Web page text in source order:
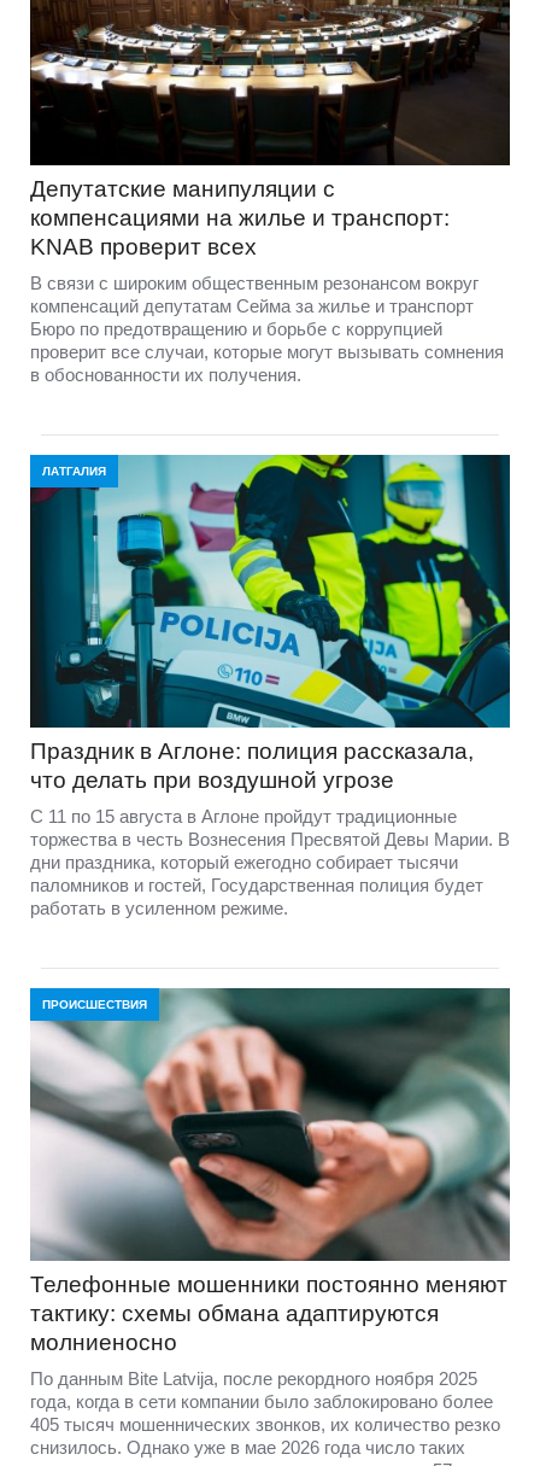
Депутатские манипуляции с
компенсациями на жилье и транспорт:
KNAB проверит всех
В связи с широким общественным резонансом вокруг
компенсаций депутатам Сейма за жилье и транспорт
Бюро по предотвращению и борьбе с коррупцией
проверит все случаи, которые могут вызывать сомнения
в обоснованности их получения.
ЛАТГАЛИЯ
Праздник в Аглоне: полиция рассказала,
что делать при воздушной угрозе
С 11 по 15 августа в Аглоне пройдут традиционные
торжества в честь Вознесения Пресвятой Девы Марии. В
дни праздника, который ежегодно собирает тысячи
паломников и гостей, Государственная полиция будет
работать в усиленном режиме.
ПРОИСШЕСТВИЯ
Телефонные мошенники постоянно меняют
тактику: схемы обмана адаптируются
молниеносно
По данным Bite Latvija, после рекордного ноября 2025
года, когда в сети компании было заблокировано более
405 тысяч мошеннических звонков, их количество резко
снизилось. Однако уже в мае 2026 года число таких